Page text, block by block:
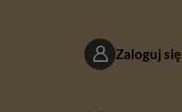
Zaloguj się